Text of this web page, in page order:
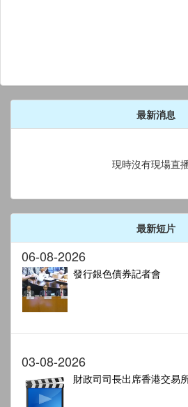
最新消息
現時沒有現場直播
最新短片
06-08-2026
發行銀色債券記者會
03-08-2026
財政司司長出席香港交易